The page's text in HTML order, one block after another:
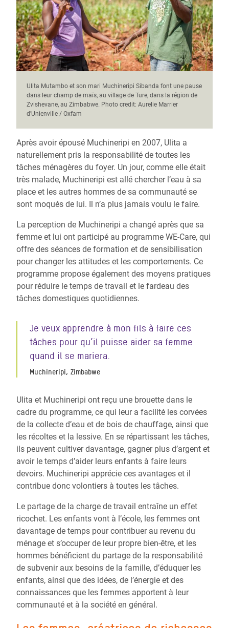
Ulita Mutambo et son mari Muchineripi Sibanda font une pause
dans leur champ de maïs, au village de Ture, dans la région de
Zvishevane, au Zimbabwe. Photo credit: Aurelie Marrier
d'Unienville / Oxfam
Après avoir épousé Muchineripi en 2007, Ulita a
naturellement pris la responsabilité de toutes les
tâches ménagères du foyer. Un jour, comme elle était
très malade, Muchineripi est allé chercher l’eau à sa
place et les autres hommes de sa communauté se
sont moqués de lui. Il n’a plus jamais voulu le faire.
La perception de Muchineripi a changé après que sa
femme et lui ont participé au programme WE-Care, qui
offre des séances de formation et de sensibilisation
pour changer les attitudes et les comportements. Ce
programme propose également des moyens pratiques
pour réduire le temps de travail et le fardeau des
tâches domestiques quotidiennes.
Je veux apprendre à mon fils à faire ces
tâches pour qu’il puisse aider sa femme
quand il se mariera.
Muchineripi, Zimbabwe
Ulita et Muchineripi ont reçu une brouette dans le
cadre du programme, ce qui leur a facilité les corvées
de la collecte d’eau et de bois de chauffage, ainsi que
les récoltes et la lessive. En se répartissant les tâches,
ils peuvent cultiver davantage, gagner plus d’argent et
avoir le temps d’aider leurs enfants à faire leurs
devoirs. Muchineripi apprécie ces avantages et il
contribue donc volontiers à toutes les tâches.
Le partage de la charge de travail entraîne un effet
ricochet. Les enfants vont à l’école, les femmes ont
davantage de temps pour contribuer au revenu du
ménage et s’occuper de leur propre bien-être, et les
hommes bénéficient du partage de la responsabilité
de subvenir aux besoins de la famille, d’éduquer les
enfants, ainsi que des idées, de l’énergie et des
connaissances que les femmes apportent à leur
communauté et à la société en général.